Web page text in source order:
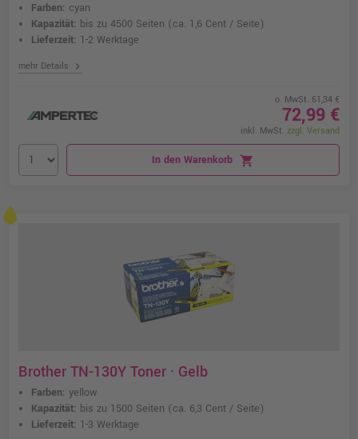
Farben: cyan
Kapazität: bis zu 4500 Seiten (ca. 1,6 Cent / Seite)
Lieferzeit: 1-2 Werktage
mehr Details chevron_right
o. MwSt. 61,34 €
72,99 €
inkl. MwSt. zzgl. Versand
In den Warenkorb shopping_cart
Brother TN-130Y Toner · Gelb
Farben: yellow
Kapazität: bis zu 1500 Seiten (ca. 6,3 Cent / Seite)
Lieferzeit: 1-3 Werktage